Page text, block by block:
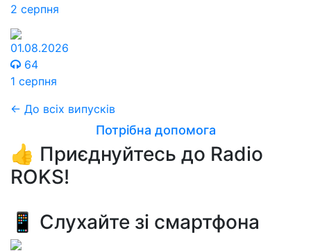
2 серпня
01.08.2026
64
1 серпня
← До всіх випусків
Потрібна допомога
👍 Приєднуйтесь до Radio
ROKS!
📱 Слухайте зі смартфона